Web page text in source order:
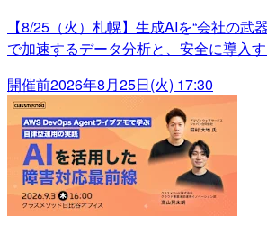
【8/25（火）札幌】生成AIを“会社の武
で加速するデータ分析と、安全に導入
開催前2026年8月25日(火) 17:30